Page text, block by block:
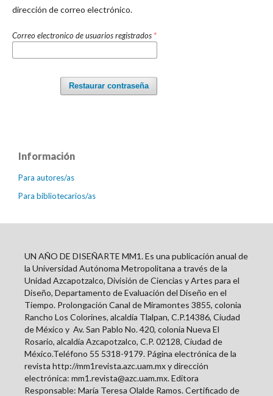
dirección de correo electrónico.
Correo electronico de usuarios registrados *
Restaurar contraseña
Información
Para autores/as
Para bibliotecarios/as
UN AÑO DE DISEÑARTE MM1. Es una publicación anual de
la Universidad Autónoma Metropolitana a través de la
Unidad Azcapotzalco, División de Ciencias y Artes para el
Diseño, Departamento de Evaluación del Diseño en el
Tiempo. Prolongación Canal de Miramontes 3855, colonia
Rancho Los Colorines, alcaldía Tlalpan, C.P.14386, Ciudad
de México y Av. San Pablo No. 420, colonia Nueva El
Rosario, alcaldía Azcapotzalco, C.P. 02128, Ciudad de
México.Teléfono 55 5318-9179. Página electrónica de la
revista http://mm1revista.azc.uam.mx y dirección
electrónica: mm1.revista@azc.uam.mx. Editora
Responsable: María Teresa Olalde Ramos. Certificado de